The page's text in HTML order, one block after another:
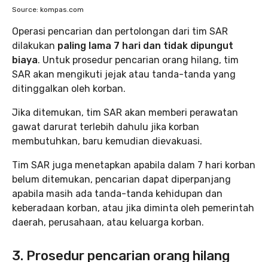
Source: kompas.com
Operasi pencarian dan pertolongan dari tim SAR
dilakukan paling lama 7 hari dan tidak dipungut
biaya. Untuk prosedur pencarian orang hilang, tim
SAR akan mengikuti jejak atau tanda-tanda yang
ditinggalkan oleh korban.
Jika ditemukan, tim SAR akan memberi perawatan
gawat darurat terlebih dahulu jika korban
membutuhkan, baru kemudian dievakuasi.
Tim SAR juga menetapkan apabila dalam 7 hari korban
belum ditemukan, pencarian dapat diperpanjang
apabila masih ada tanda-tanda kehidupan dan
keberadaan korban, atau jika diminta oleh pemerintah
daerah, perusahaan, atau keluarga korban.
3. Prosedur pencarian orang hilang